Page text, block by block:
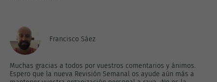
Francisco Sáez
Muchas gracias a todos por vuestros comentarios y ánimos.
Espero que la nueva Revisión Semanal os ayude aún más a